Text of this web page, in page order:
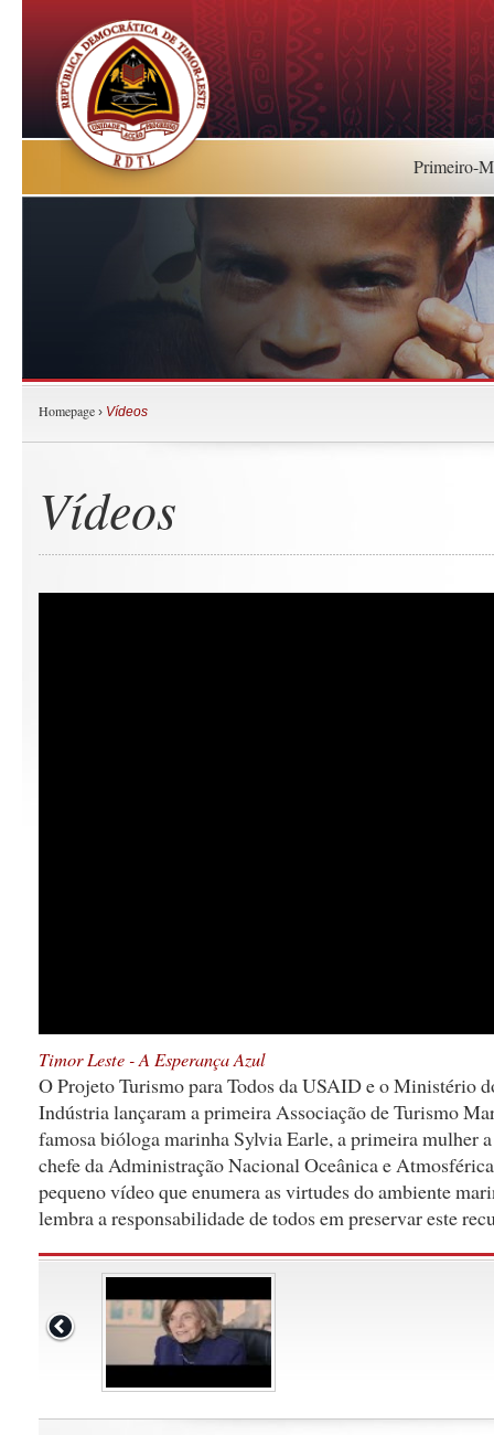
Primeiro-
Homepage › Vídeos
Vídeos
Timor Leste - A Esperança Azul
O Projeto Turismo para Todos da USAID e o Ministério
Indústria lançaram a primeira Associação de Turismo
famosa bióloga marinha Sylvia Earle, a primeira mulher
chefe da Administração Nacional Oceânica e
pequeno vídeo que enumera as virtudes do ambiente
lembra a responsabilidade de todos em preservar este